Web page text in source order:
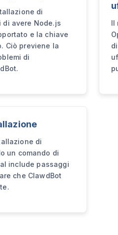
di
di avere Node.js
e la chiave
Ciò previene la
di
Il
di
un comando di
include passaggi
che ClawdBot